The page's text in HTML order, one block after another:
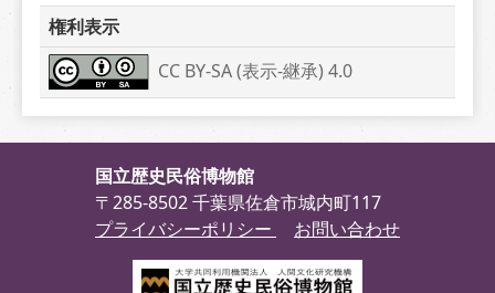
権利表示
CC BY-SA (表示-継承) 4.0
国立歴史民俗博物館
〒285-8502 千葉県佐倉市城内町117
プライバシーポリシー
お問い合わせ